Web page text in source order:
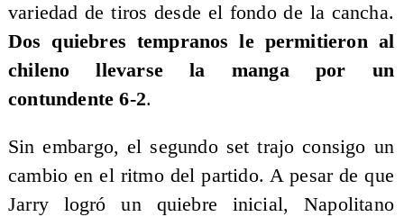
variedad de tiros desde el fondo de la cancha.
Dos quiebres tempranos le permitieron al
chileno llevarse la manga por un
contundente 6-2.
Sin embargo, el segundo set trajo consigo un
cambio en el ritmo del partido. A pesar de que
Jarry logró un quiebre inicial, Napolitano